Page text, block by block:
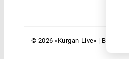
© 2026 «Kurgan-Live» | Все